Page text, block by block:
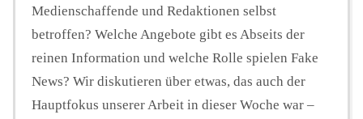
Medienschaffende und Redaktionen selbst
betroffen? Welche Angebote gibt es Abseits der
reinen Information und welche Rolle spielen Fake
News? Wir diskutieren über etwas, das auch der
Hauptfokus unserer Arbeit in dieser Woche war –